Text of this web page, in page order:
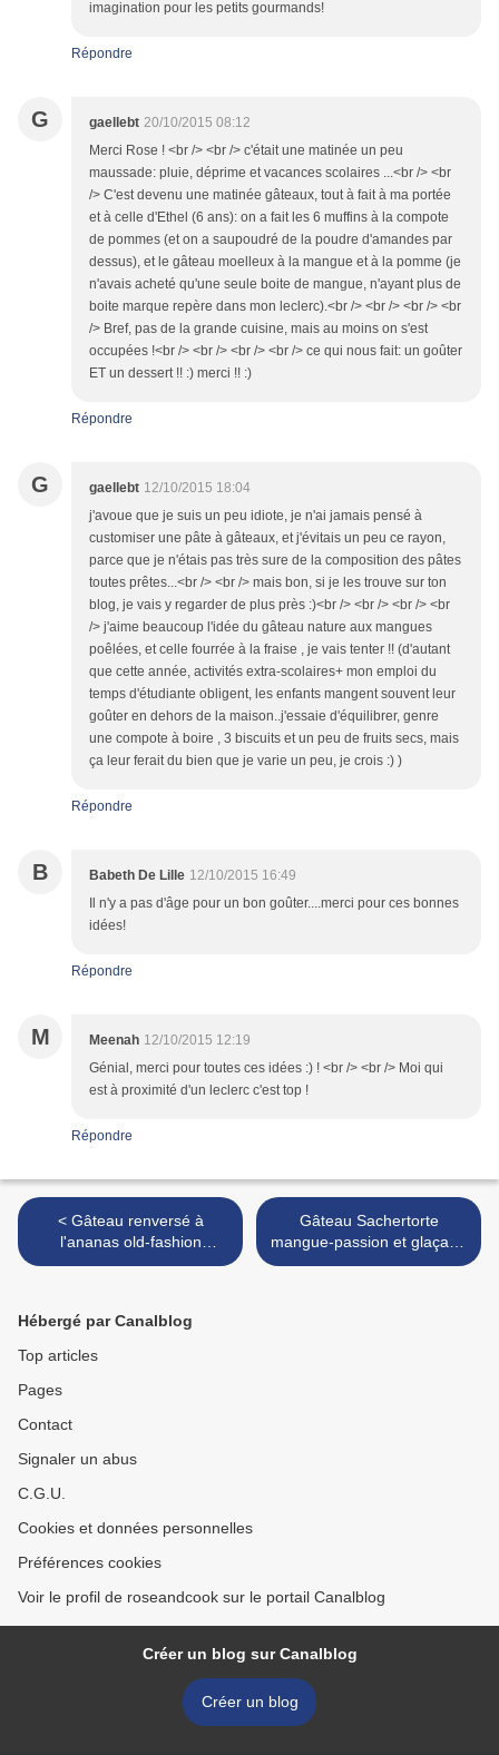
imagination pour les petits gourmands!
Répondre
G gaellebt 20/10/2015 08:12
Merci Rose ! <br /> <br /> c'était une matinée un peu
maussade: pluie, déprime et vacances scolaires ...<br /> <br
/> C'est devenu une matinée gâteaux, tout à fait à ma portée
et à celle d'Ethel (6 ans): on a fait les 6 muffins à la compote
de pommes (et on a saupoudré de la poudre d'amandes par
dessus), et le gâteau moelleux à la mangue et à la pomme (je
n'avais acheté qu'une seule boite de mangue, n'ayant plus de
boite marque repère dans mon leclerc).<br /> <br /> <br /> <br
/> Bref, pas de la grande cuisine, mais au moins on s'est
occupées !<br /> <br /> <br /> <br /> ce qui nous fait: un goûter
ET un dessert !! :) merci !! :)
Répondre
G gaellebt 12/10/2015 18:04
j'avoue que je suis un peu idiote, je n'ai jamais pensé à
customiser une pâte à gâteaux, et j'évitais un peu ce rayon,
parce que je n'étais pas très sure de la composition des pâtes
toutes prêtes...<br /> <br /> mais bon, si je les trouve sur ton
blog, je vais y regarder de plus près :)<br /> <br /> <br /> <br
/> j'aime beaucoup l'idée du gâteau nature aux mangues
poêlées, et celle fourrée à la fraise , je vais tenter !! (d'autant
que cette année, activités extra-scolaires+ mon emploi du
temps d'étudiante obligent, les enfants mangent souvent leur
goûter en dehors de la maison..j'essaie d'équilibrer, genre
une compote à boire , 3 biscuits et un peu de fruits secs, mais
ça leur ferait du bien que je varie un peu, je crois :) )
Répondre
B Babeth De Lille 12/10/2015 16:49
Il n'y a pas d'âge pour un bon goûter....merci pour ces bonnes
idées!
Répondre
M Meenah 12/10/2015 12:19
Génial, merci pour toutes ces idées :) ! <br /> <br /> Moi qui
est à proximité d'un leclerc c'est top !
Répondre
< Gâteau renversé à
l'ananas old-fashion
{recette}
Gâteau Sachertorte
mangue-passion et glaçage
au chocolat et lait de riz
Hébergé par Canalblog
Top articles
Pages
Contact
Signaler un abus
C.G.U.
Cookies et données personnelles
Préférences cookies
Voir le profil de roseandcook sur le portail Canalblog
Créer un blog sur Canalblog
Créer un blog